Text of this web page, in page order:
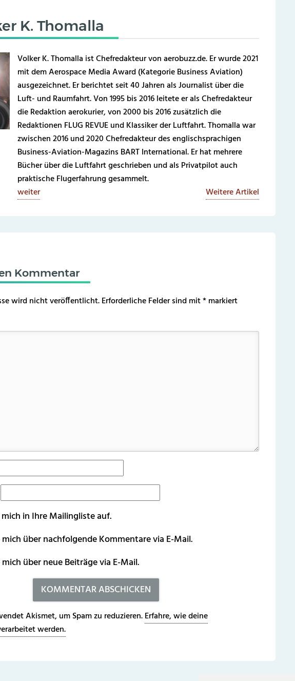
K. Thomalla
Volker K. Thomalla ist Chefredakteur von aerobuzz.de. Er wurde 2021
mit dem Aerospace Media Award (Kategorie Business Aviation)
ausgezeichnet. Er berichtet seit 40 Jahren als Journalist über die
Luft- und Raumfahrt. Von 1995 bis 2016 leitete er als Chefredakteur
die Redaktion aerokurier, von 2000 bis 2016 zusätzlich die
Redaktionen FLUG REVUE und Klassiker der Luftfahrt. Thomalla war
zwischen 2016 und 2020 Chefredakteur des englischsprachigen
Business-Aviation-Magazins BART International. Er hat mehrere
Bücher über die Luftfahrt geschrieben und als Privatpilot auch
praktische Flugerfahrung gesammelt.
weiter
Weitere Artikel
Kommentar
wird nicht veröffentlicht.Erforderliche Felder sind mit*markiert
mich in Ihre Mailingliste auf.
über nachfolgende Kommentare via E-Mail.
über neue Beiträge via E-Mail.
Akismet, um Spam zu reduzieren.Erfahre, wie deine
werden.